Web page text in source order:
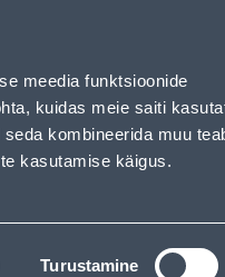
meedia funktsioonide
kuidas meie saiti
kombineerida muu
kasutamise käigus.
Turustamine
Logi sisse